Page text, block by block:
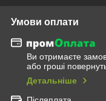
Умови оплати
Ви отримаєте
або гроші
Детальніше